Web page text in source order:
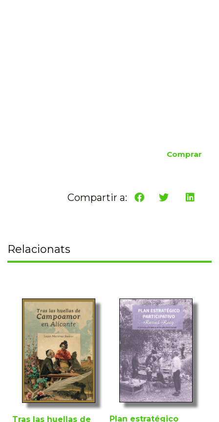
Comprar
Compartir a:
Relacionats
Tras las huellas de Plan estratégico